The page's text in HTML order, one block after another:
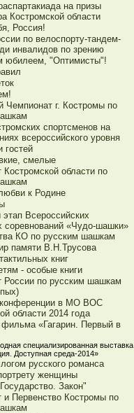
на призы
Костромской области
Россия!
по велоспорту-тандем-
инвалидов по зрению
юбилеем, "Оптимисты"!
Чемпионат г. Костромы по
спортсменов на
всероссийского уровня
гостей
смелые
Костромской области по
к Родине
Всероссийских
соревнований «Чудо-шашки»
КО по русским шашкам
памяти В.Н.Трусова
книг
- особые книги
России по русским шашкам
в МО ВОС
области 2014 года
фильма «Гагарин. Первый в
специализированная выставка
Доступная среда-2014»
русского романса
женщины
Закон"
и Первенство Костромы по